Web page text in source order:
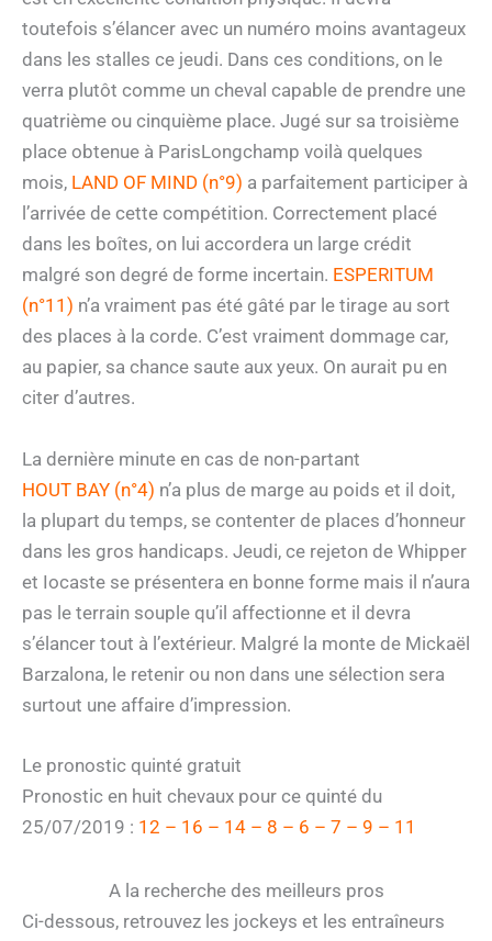
toutefois s’élancer avec un numéro moins avantageux
dans les stalles ce jeudi. Dans ces conditions, on le
verra plutôt comme un cheval capable de prendre une
quatrième ou cinquième place. Jugé sur sa troisième
place obtenue à ParisLongchamp voilà quelques
mois, LAND OF MIND (n°9) a parfaitement participer à
l’arrivée de cette compétition. Correctement placé
dans les boîtes, on lui accordera un large crédit
malgré son degré de forme incertain. ESPERITUM
(n°11) n’a vraiment pas été gâté par le tirage au sort
des places à la corde. C’est vraiment dommage car,
au papier, sa chance saute aux yeux. On aurait pu en
citer d’autres.
La dernière minute en cas de non-partant
HOUT BAY (n°4) n’a plus de marge au poids et il doit,
la plupart du temps, se contenter de places d’honneur
dans les gros handicaps. Jeudi, ce rejeton de Whipper
et Iocaste se présentera en bonne forme mais il n’aura
pas le terrain souple qu’il affectionne et il devra
s’élancer tout à l’extérieur. Malgré la monte de Mickaël
Barzalona, le retenir ou non dans une sélection sera
surtout une affaire d’impression.
Le pronostic quinté gratuit
Pronostic en huit chevaux pour ce quinté du
25/07/2019 : 12 – 16 – 14 – 8 – 6 – 7 – 9 – 11
A la recherche des meilleurs pros
Ci-dessous, retrouvez les jockeys et les entraîneurs